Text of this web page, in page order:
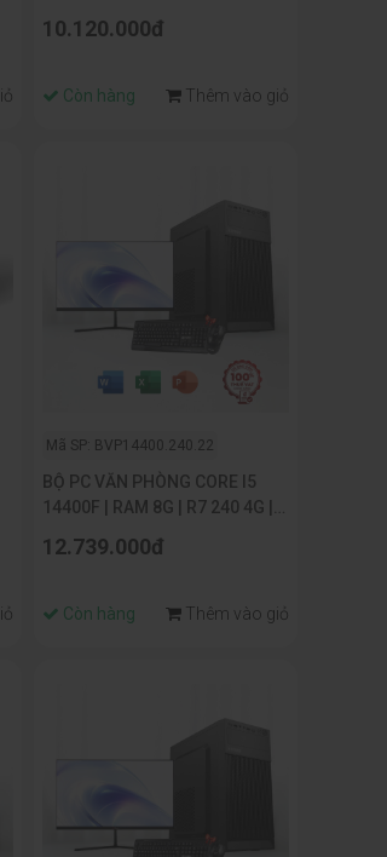
10.120.000đ
Còn hàng Thêm vào giỏ
Mã SP: BVP14400.240.22
BỘ PC VĂN PHÒNG CORE I5
14400F | RAM 8G | R7 240 4G |
22INCH
12.739.000đ
Còn hàng Thêm vào giỏ